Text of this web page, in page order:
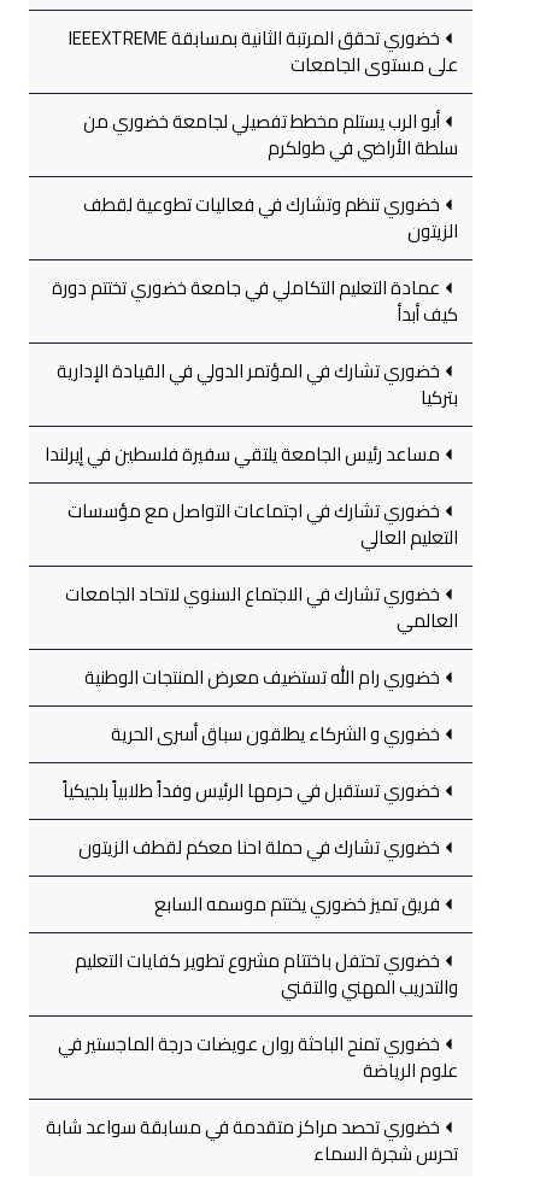
خضوري تحقق المرتبة الثانية بمسابقة IEEEXTREME
على مستوى الجامعات
أبو الرب يستلم مخطط تفصيلي لجامعة خضوري من
سلطة الأراضي في طولكرم
خضوري تنظم وتشارك في فعاليات تطوعية لقطف
الزيتون
عمادة التعليم التكاملي في جامعة خضوري تختتم دورة
كيف أبدأ
خضوري تشارك في المؤتمر الدولي في القيادة الإدارية
بتركيا
مساعد رئيس الجامعة يلتقي سفيرة فلسطين في إيرلندا
خضوري تشارك في اجتماعات التواصل مع مؤسسات
التعليم العالي
خضوري تشارك في الاجتماع السنوي لاتحاد الجامعات
العالمي
خضوري رام الله تستضيف معرض المنتجات الوطنية
خضوري و الشركاء يطلقون سباق أسرى الحرية
خضوري تستقبل في حرمها الرئيس وفداً طلابياً بلجيكياً
خضوري تشارك في حملة احنا معكم لقطف الزيتون
فريق تميز خضوري يختتم موسمه السابع
خضوري تحتفل باختتام مشروع تطوير كفايات التعليم
والتدريب المهني والتقني
خضوري تمنح الباحثة روان عويضات درجة الماجستير في
علوم الرياضة
خضوري تحصد مراكز متقدمة في مسابقة سواعد شابة
تحرس شجرة السماء